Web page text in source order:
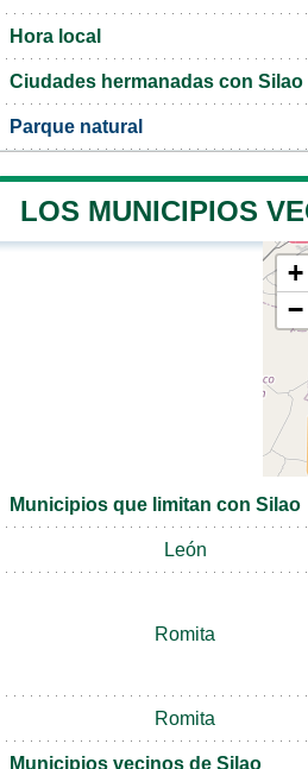
Hora local
Ciudades hermanadas con Silao
Parque natural
LOS MUNICIPIOS
+
−
Municipios que limitan con Silao
León
Romita
Romita
Municipios vecinos de Silao